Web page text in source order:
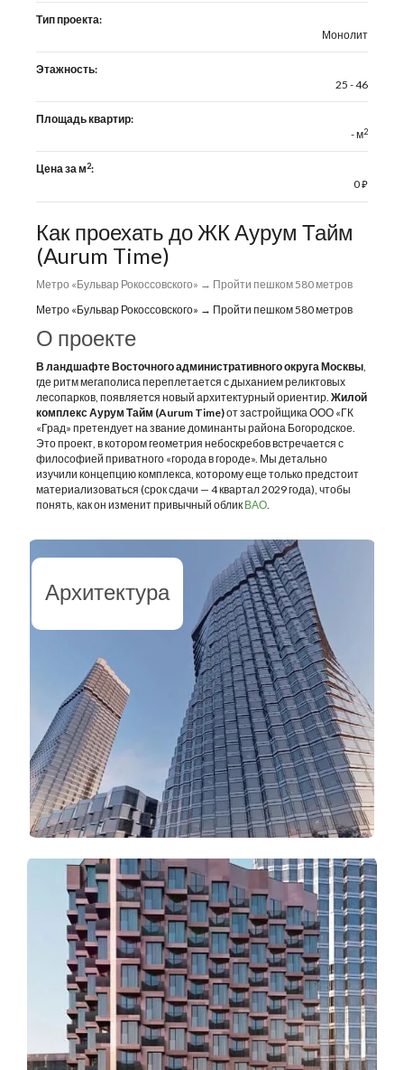
Тип проекта:
Монолит
Этажность:
25 - 46
Площадь квартир:
- м2
Цена за м2:
0⃏
Как проехать до ЖК Аурум Тайм
(Aurum Time)
Метро «Бульвар Рокоссовского» → Пройти пешком 580 метров
Метро «Бульвар Рокоссовского» → Пройти пешком 580 метров
О проекте
В ландшафте Восточного административного округа Москвы,
где ритм мегаполиса переплетается с дыханием реликтовых
лесопарков, появляется новый архитектурный ориентир. Жилой
комплекс Аурум Тайм (Aurum Time)от застройщика ООО «ГК
«Град» претендует на звание доминанты района Богородское.
Это проект, в котором геометрия небоскребов встречается с
философией приватного «города в городе». Мы детально
изучили концепцию комплекса, которому еще только предстоит
материализоваться (срок сдачи — 4 квартал 2029 года), чтобы
понять, как он изменит привычный облик ВАО.
Архитектура